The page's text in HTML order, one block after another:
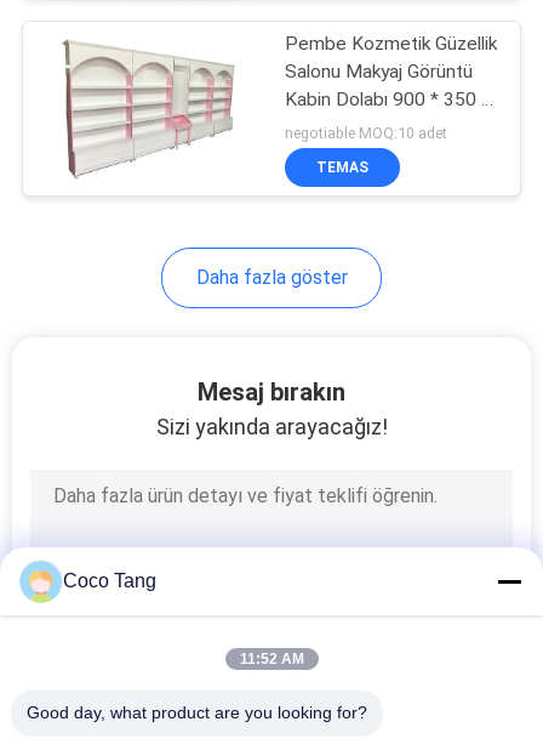
Pembe Kozmetik Güzellik
Salonu Makyaj Görüntü
Kabin Dolabı 900 * 350 *
2200mm
negotiable MOQ:10 adet
TEMAS
Daha fazla göster
Mesaj bırakın
Sizi yakında arayacağız!
Coco Tang
11:52 AM
Good day, what product are you looking for?